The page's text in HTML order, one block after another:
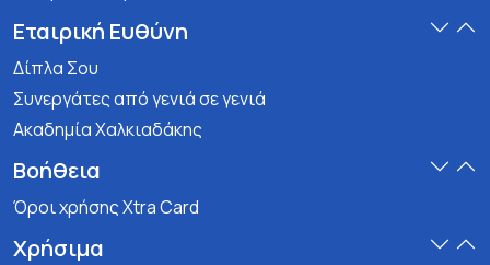
Εταιρική Ευθύνη
Δίπλα Σου
Συνεργάτες από γενιά σε γενιά
Ακαδημία Χαλκιαδάκης
Βοήθεια
Όροι χρήσης Xtra Card
Χρήσιμα